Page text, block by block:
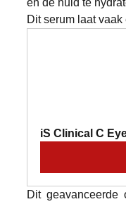
Dit serum laat
iS Clinical C
Dit geavanceerde